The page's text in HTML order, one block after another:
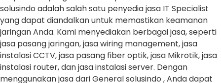
solusindo adalah salah satu penyedia jasa IT Specialist
yang dapat diandalkan untuk memastikan keamanan
jaringan Anda. Kami menyediakan berbagai jasa, seperti
jasa pasang jaringan, jasa wiring management, jasa
instalasi CCTV, jasa pasang fiber optik, jasa Mikrotik, jasa
instalasi router, dan jasa instalasi server. Dengan
menggunakan jasa dari General solusindo , Anda dapat